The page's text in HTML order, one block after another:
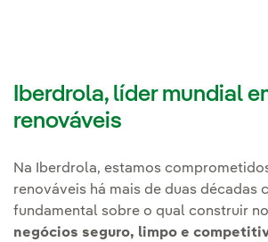
Iberdrola, líder mundial
renováveis
Na Iberdrola, estamos
renováveis há mais de duas décadas
fundamental sobre o qual construir
negócios seguro, limpo e